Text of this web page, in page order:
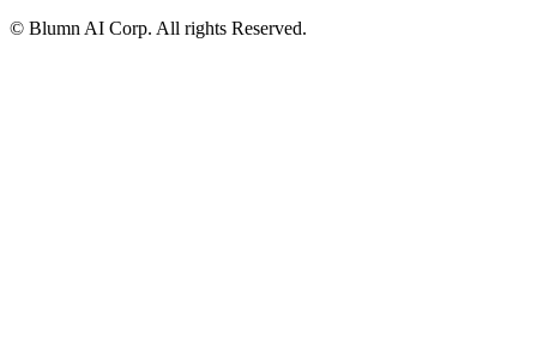
© Blumn AI Corp. All rights Reserved.